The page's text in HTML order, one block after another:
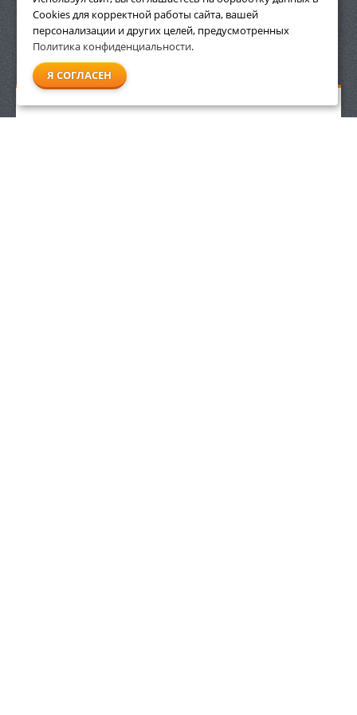
СМОТРЕТЬ ВСЕ
Cookies для корректной работы сайта, вашей
персонализации и других целей, предусмотренных
Политика конфиденциальности.
Я СОГЛАСЕН